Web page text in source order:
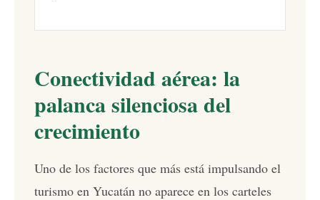
Conectividad aérea: la
palanca silenciosa del
crecimiento
Uno de los factores que más está impulsando el
turismo en Yucatán no aparece en los carteles